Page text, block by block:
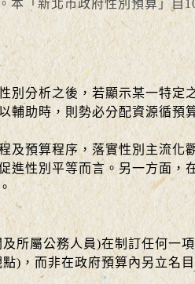
本「新北市政府性別預算」自
別分析之後，若顯示某一特
輔助時，則勢必分配資源循預
預算程序，落實性別主流化
進性別平等而言。另一方面
屬公務人員)在制訂任何一
)，而非在政府預算內另立名目